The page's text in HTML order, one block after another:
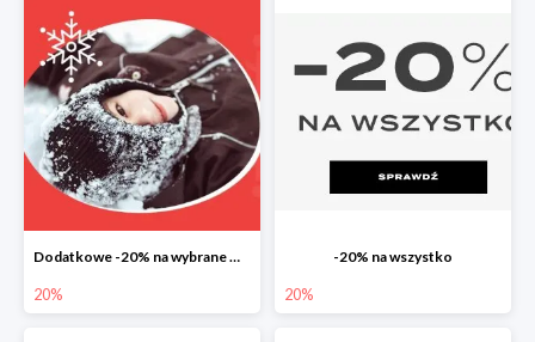
Dodatkowe -20% na wybrane modele z wyprzedaży
20%
-20% na wszystko
20%